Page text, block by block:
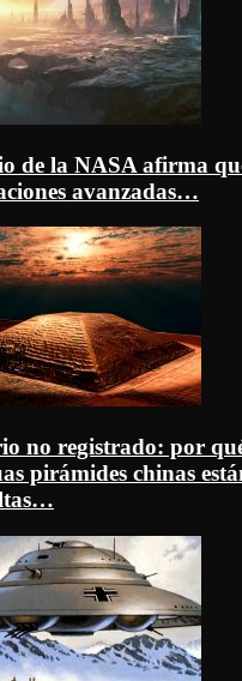
de la NASA afirma
avanzadas…
no registrado: por
pirámides chinas